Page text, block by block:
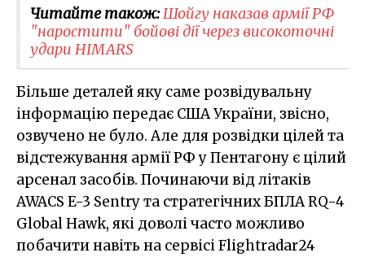
Читайте також:Шойгу наказав армії РФ
"наростити" бойові дії через високоточні
удари HIMARS
Більше деталей яку саме розвідувальну
інформацію передає США України, звісно,
озвучено не було. Але для розвідки цілей та
відстежування армії РФ у Пентагону є цілий
арсенал засобів. Починаючи від літаків
AWACS E-3 Sentry та стратегічних БПЛА RQ-4
Global Hawk, які доволі часто можливо
побачити навіть на сервісі Flightradar24